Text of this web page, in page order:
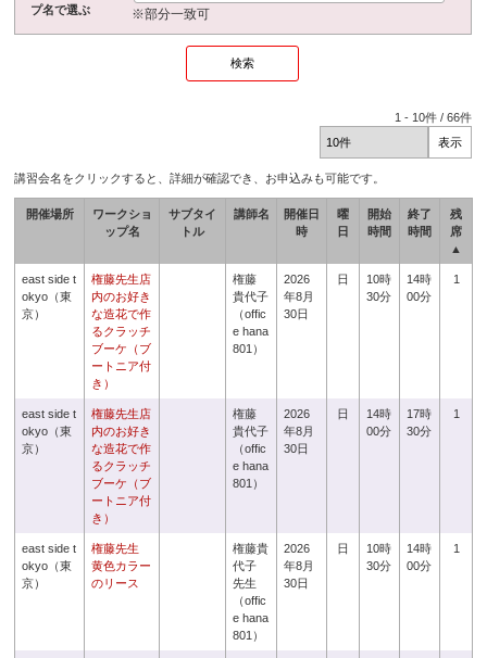
プ名で選ぶ
※部分一致可
1 - 10件 /66件
講習会名をクリックすると、詳細が確認でき、お申込みも可能です。
開催場所
ワークショ
ップ名
サブタイ
トル
講師名
開催日
時
曜
日
開始
時間
終了
時間
残
席
▲
east side t
okyo（東
京）
権藤先生店
内のお好き
な造花で作
るクラッチ
ブーケ（ブ
ートニア付
き）
権藤
貴代子
（offic
e hana
801）
2026
年8月
30日
日
10時
30分
14時
00分
1
east side t
okyo（東
京）
権藤先生店
内のお好き
な造花で作
るクラッチ
ブーケ（ブ
ートニア付
き）
権藤
貴代子
（offic
e hana
801）
2026
年8月
30日
日
14時
00分
17時
30分
1
east side t
okyo（東
京）
権藤先生
黄色カラー
のリース
権藤貴
代子
先生
（offic
e hana
801）
2026
年8月
30日
日
10時
30分
14時
00分
1